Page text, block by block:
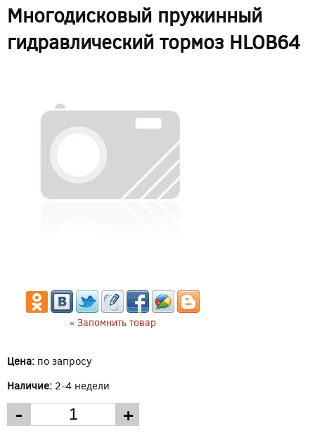
Многодисковый пружинный
гидравлический тормоз HLOB64
« Запомнить товар
Цена: по запросу
Наличие: 2-4 недели
- +